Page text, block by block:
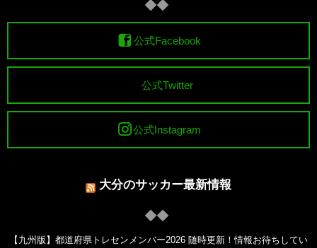
公式Facebook
公式Twitter
公式Instagram
大分のサッカー最新情報
【九州版】都道府県トレセンメンバー2026 随時更新！情報お待ちしてい